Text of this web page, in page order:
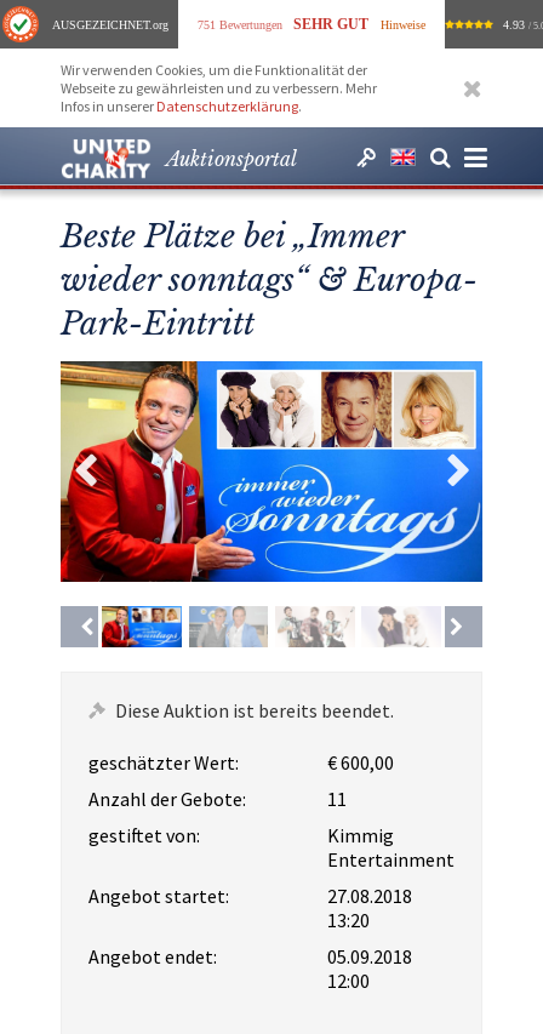
AUSGEZEICHNET.org 751 Bewertungen SEHR GUT Hinweise 4.93 /
Wir verwenden Cookies, um die Funktionalität der
Webseite zu gewährleisten und zu verbessern. Mehr
Infos in unserer Datenschutzerklärung.
Auktionsportal
Beste Plätze bei „Immer
wieder sonntags“ & Europa-
Park-Eintritt
Diese Auktion ist bereits beendet.
geschätzter Wert:
€ 600,00
Anzahl der Gebote:
11
gestiftet von:
Kimmig
Entertainment
Angebot startet:
27.08.2018
13:20
Angebot endet:
05.09.2018
12:00